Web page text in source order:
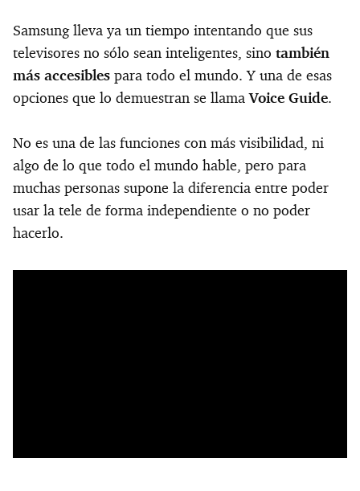
Samsung lleva ya un tiempo intentando que sus
televisores no sólo sean inteligentes, sino también
más accesibles para todo el mundo. Y una de esas
opciones que lo demuestran se llamaVoice Guide.
No es una de las funciones con más visibilidad, ni
algo de lo que todo el mundo hable, pero para
muchas personas supone la diferencia entre poder
usar la tele de forma independiente o no poder
hacerlo.